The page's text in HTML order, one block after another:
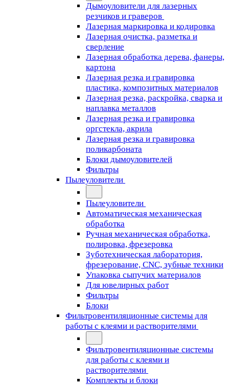
Дымоуловители для лазерных
резчиков и граверов
Лазерная маркировка и кодировка
Лазерная очистка, разметка и
сверление
Лазерная обработка дерева, фанеры,
картона
Лазерная резка и гравировка
пластика, композитных материалов
Лазерная резка, раскройка, сварка и
наплавка металлов
Лазерная резка и гравировка
оргстекла, акрила
Лазерная резка и гравировка
поликарбоната
Блоки дымоуловителей
Фильтры
Пылеуловители
Пылеуловители
Автоматическая механическая
обработка
Ручная механическая обработка,
полировка, фрезеровка
Зуботехническая лаборатория,
фрезерование, CNC, зубные техники
Упаковка сыпучих материалов
Для ювелирных работ
Фильтры
Блоки
Фильтровентиляционные системы для
работы с клеями и растворителями
Фильтровентиляционные системы
для работы с клеями и
растворителями
Комплекты и блоки